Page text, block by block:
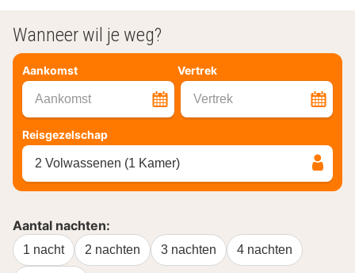
Wanneer wil je weg?
Aankomst Vertrek
Aankomst Vertrek
Reisgezelschap
2 Volwassenen (1 Kamer)
Aantal nachten:
1 nacht 2 nachten 3 nachten 4 nachten